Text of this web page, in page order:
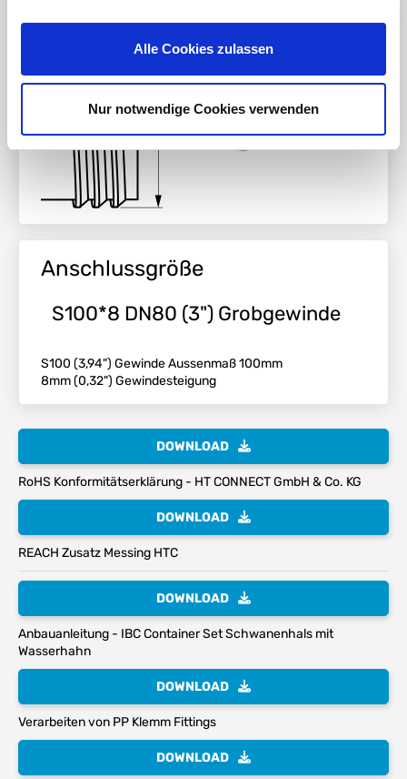
Alle Cookies zulassen
Nur notwendige Cookies verwenden
Anschlussgröße
S100*8 DN80 (3") Grobgewinde
S100 (3,94") Gewinde Aussenmaß 100mm
8mm (0,32") Gewindesteigung
DOWNLOAD
RoHS Konformitätserklärung - HT CONNECT GmbH & Co. KG
DOWNLOAD
REACH Zusatz Messing HTC
DOWNLOAD
Anbauanleitung - IBC Container Set Schwanenhals mit
Wasserhahn
DOWNLOAD
Verarbeiten von PP Klemm Fittings
DOWNLOAD